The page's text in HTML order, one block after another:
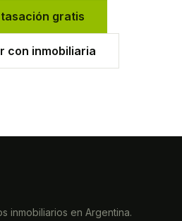
gratis
con inmobiliaria
inmobiliarios en Argentina.